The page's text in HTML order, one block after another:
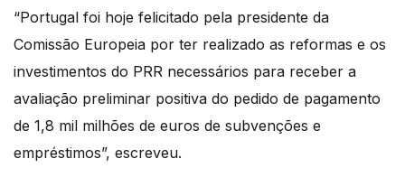
“Portugal foi hoje felicitado pela presidente da
Comissão Europeia por ter realizado as reformas e os
investimentos do PRR necessários para receber a
avaliação preliminar positiva do pedido de pagamento
de 1,8 mil milhões de euros de subvenções e
empréstimos”, escreveu.